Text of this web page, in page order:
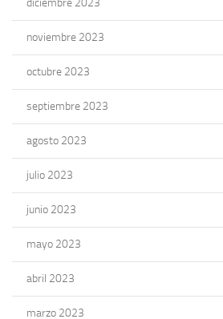
diciembre 2023
noviembre 2023
octubre 2023
septiembre 2023
agosto 2023
julio 2023
junio 2023
mayo 2023
abril 2023
marzo 2023